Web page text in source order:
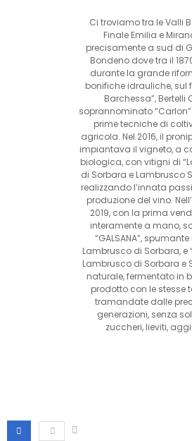
Ci troviamo tra le Valli
Finale Emilia e
precisamente a sud di
Bondeno dove tra il
durante la grande
bonifiche idrauliche, sul
Barchessa”, Bertelli
soprannominato
prime tecniche di
agricola. Nel 2016, il
impiantava il vigneto, a
biologica, con vitigni di
di Sorbara e Lambrusco
realizzando l’innata
produzione del vino.
2019, con la prima
interamente a mano,
“GALSANA”,
Lambrusco di Sorbara, e
Lambrusco di Sorbara e
naturale, fermentato in
prodotto con le stesse
tramandate dalle
generazioni, senza
zuccheri, lieviti,